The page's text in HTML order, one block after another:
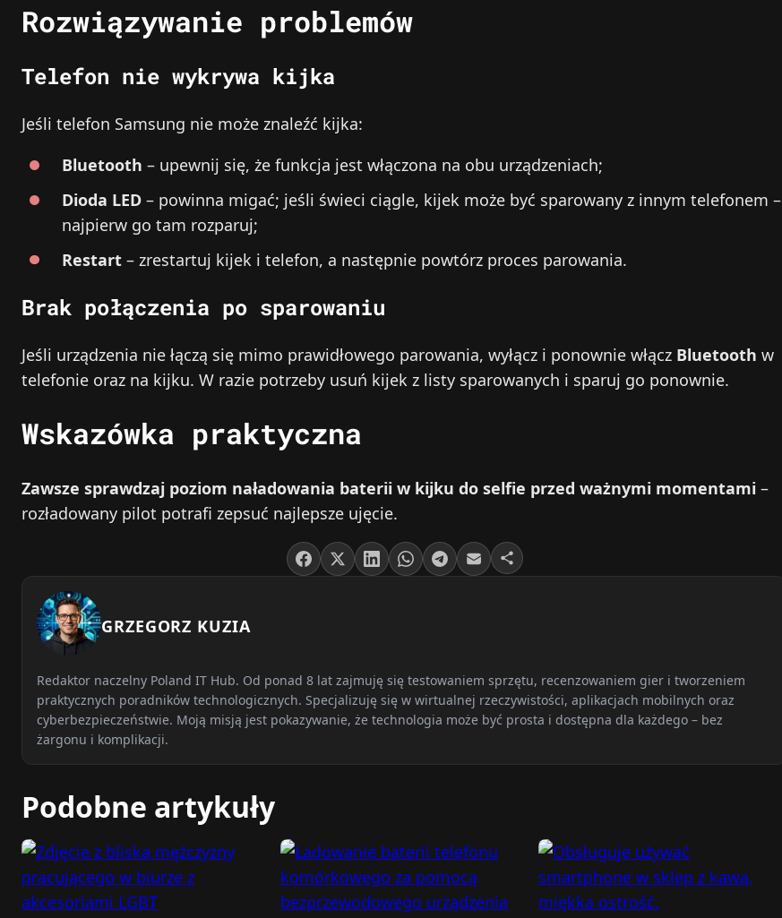
Rozwiązywanie problemów
Telefon nie wykrywa kijka
Jeśli telefon Samsung nie może znaleźć kijka:
Bluetooth – upewnij się, że funkcja jest włączona na obu urządzeniach;
Dioda LED – powinna migać; jeśli świeci ciągle, kijek może być sparowany z innym telefonem –
najpierw go tam rozparuj;
Restart – zrestartuj kijek i telefon, a następnie powtórz proces parowania.
Brak połączenia po sparowaniu
Jeśli urządzenia nie łączą się mimo prawidłowego parowania, wyłącz i ponownie włącz Bluetooth w
telefonie oraz na kijku. W razie potrzeby usuń kijek z listy sparowanych i sparuj go ponownie.
Wskazówka praktyczna
Zawsze sprawdzaj poziom naładowania baterii w kijku do selfie przed ważnymi momentami –
rozładowany pilot potrafi zepsuć najlepsze ujęcie.
GRZEGORZ KUZIA
Redaktor naczelny Poland IT Hub. Od ponad 8 lat zajmuję się testowaniem sprzętu, recenzowaniem gier i tworzeniem
praktycznych poradników technologicznych. Specjalizuję się w wirtualnej rzeczywistości, aplikacjach mobilnych oraz
cyberbezpieczeństwie. Moją misją jest pokazywanie, że technologia może być prosta i dostępna dla każdego – bez
żargonu i komplikacji.
Podobne artykuły